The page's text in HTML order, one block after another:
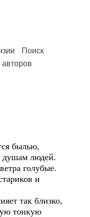
Поиск
былью,
душам людей.
голубые.
и
так близко,
тонкую